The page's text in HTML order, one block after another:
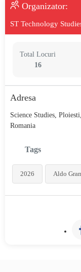
Organizator:
ST Technology
Total Locuri
16
Adresa
Science Studies,
Romania
Tags
2026 Aldo